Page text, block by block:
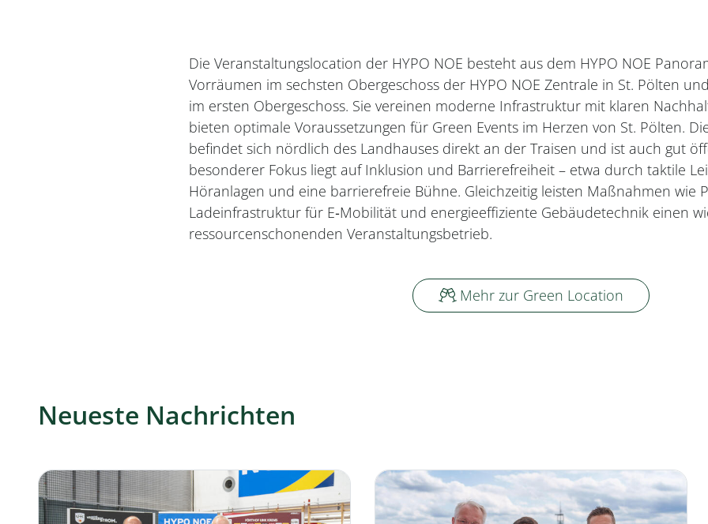
Die Veranstaltungslocation der HYPO NOE besteht aus dem HYPO NOE
Vorräumen im sechsten Obergeschoss der HYPO NOE Zentrale in St. Pölten
im ersten Obergeschoss. Sie vereinen moderne Infrastruktur mit klaren
bieten optimale Voraussetzungen für Green Events im Herzen von St. Pölten.
befindet sich nördlich des Landhauses direkt an der Traisen und ist auch gut
besonderer Fokus liegt auf Inklusion und Barrierefreiheit – etwa durch taktile
Höranlagen und eine barrierefreie Bühne. Gleichzeitig leisten Maßnahmen wie
Ladeinfrastruktur für E‑Mobilität und energieeffiziente Gebäudetechnik einen
ressourcenschonenden Veranstaltungsbetrieb.
Mehr zur Green Location
Neueste Nachrichten